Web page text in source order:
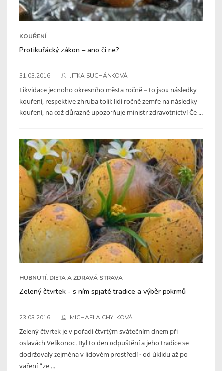
KOUŘENÍ
Protikuřácký zákon – ano či ne?
31.03.2016 JITKA SUCHÁNKOVÁ
Likvidace jednoho okresního města ročně – to jsou následky
kouření, respektive zhruba tolik lidí ročně zemře na následky
kouření, na což důrazně upozorňuje ministr zdravotnictví Če ...
HUBNUTÍ, DIETA A ZDRAVÁ STRAVA
Zelený čtvrtek - s ním spjaté tradice a výběr pokrmů
23.03.2016 MICHAELA CHYLKOVÁ
Zelený čtvrtek je v pořadí čtvrtým svátečním dnem při
oslavách Velikonoc. Byl to den odpuštění a jeho tradice se
dodržovaly zejména v lidovém prostředí - od úklidu až po
vaření "ze ...